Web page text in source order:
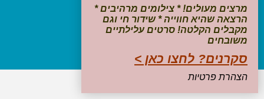
עקבו אחרינו בפייסבוק
מרצים מעולים! * צילומים מרהיבים *
הרצאה שהיא חווייה * שידור חי וגם
מקבלים הקלטה! סרטים עלילתיים
משובחים
סקרנים? לחצו כאן >
הצהרת פרטיות